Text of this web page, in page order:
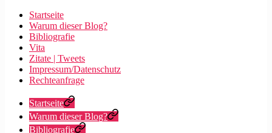
Startseite
Warum dieser Blog?
Bibliografie
Vita
Zitate | Tweets
Impressum/Datenschutz
Rechteanfrage
Startseite
Warum dieser Blog?
Bibliografie